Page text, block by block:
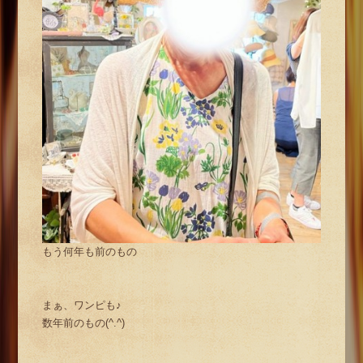
もう何年も前のもの
まぁ、ワンピも♪
数年前のもの(^.^)